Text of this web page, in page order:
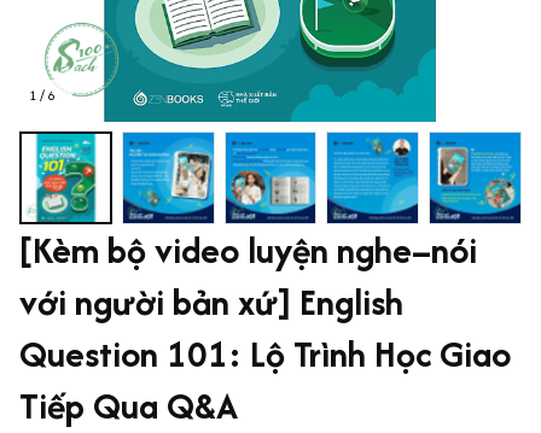
1 / 6
[Kèm bộ video luyện nghe–nói
với người bản xứ] English
Question 101: Lộ Trình Học Giao
Tiếp Qua Q&A